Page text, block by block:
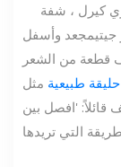
مجعد وأسفل
قطعة من الشعر
حليقة طبيعية مثل
'افصل بين